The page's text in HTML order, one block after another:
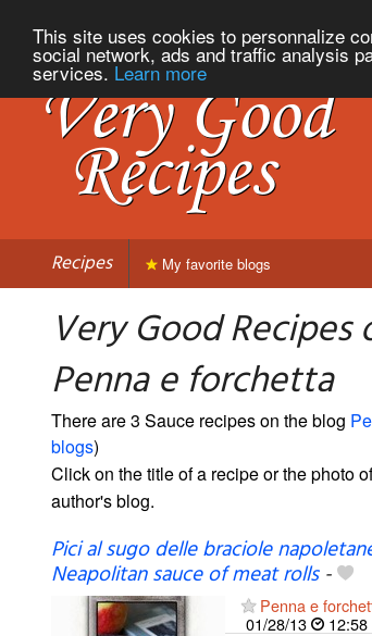
This site uses cookies to personnalize
social network, ads and traffic analysis
services. Learn more
Recipes My favorite blogs
Very Good
Penna e forchetta
There are 3 Sauce recipes on the blog
blogs)
Click on the title of a recipe or the photo
author's blog.
Pici al sugo delle braciole
Neapolitan sauce of meat rolls-
Penna e
01/28/13
12:58